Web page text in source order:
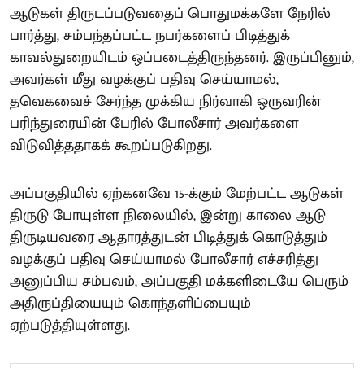
ஆடுகள் திருடப்படுவதைப் பொதுமக்களே நேரில்
பார்த்து, சம்பந்தப்பட்ட நபர்களைப் பிடித்துக்
காவல்துறையிடம் ஒப்படைத்திருந்தனர். இருப்பினும்,
அவர்கள் மீது வழக்குப் பதிவு செய்யாமல்,
தவெகவைச் சேர்ந்த முக்கிய நிர்வாகி ஒருவரின்
பரிந்துரையின் பேரில் போலீசார் அவர்களை
விடுவித்ததாகக் கூறப்படுகிறது.
அப்பகுதியில் ஏற்கனவே 15-க்கும் மேற்பட்ட ஆடுகள்
திருடு போயுள்ள நிலையில், இன்று காலை ஆடு
திருடியவரை ஆதாரத்துடன் பிடித்துக் கொடுத்தும்
வழக்குப் பதிவு செய்யாமல் போலீசார் எச்சரித்து
அனுப்பிய சம்பவம், அப்பகுதி மக்களிடையே பெரும்
அதிருப்தியையும் கொந்தளிப்பையும்
ஏற்படுத்தியுள்ளது.